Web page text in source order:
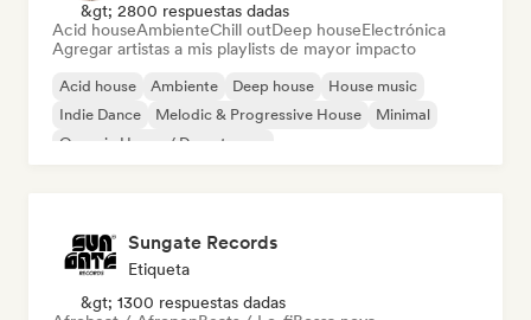
&gt; 2800 respuestas dadas
Acid houseAmbienteChill outDeep houseElectrónica
Agregar artistas a mis playlists de mayor impacto
Acid house Ambiente Deep house
House music
Indie Dance
Melodic & Progressive House
Minimal
Organic House / Downtempo
Sungate Records
Etiqueta
&gt; 1300 respuestas dadas